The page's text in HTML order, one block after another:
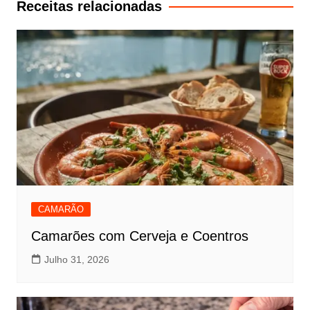
Receitas relacionadas
CAMARÃO
Camarões com Cerveja e Coentros
Julho 31, 2026